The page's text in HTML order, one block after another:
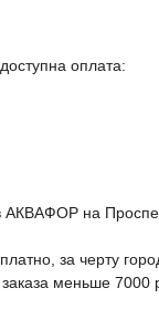
оплата:
АКВАФОР на
за черту
меньше 7000